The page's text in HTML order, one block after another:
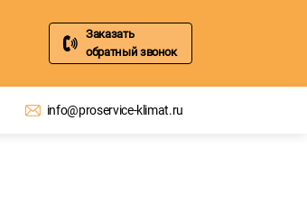
Заказать
обратный звонок
info@proservice-klimat.ru